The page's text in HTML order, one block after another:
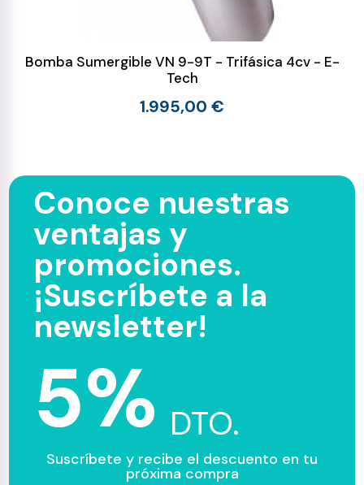
Bomba Sumergible VN 9-9T - Trifásica 4cv - E-
Tech
1.995,00 €
Conoce nuestras
ventajas y
promociones.
¡Suscríbete a la
newsletter!
5% DTO.
Suscríbete y recibe el descuento en tu
próxima compra